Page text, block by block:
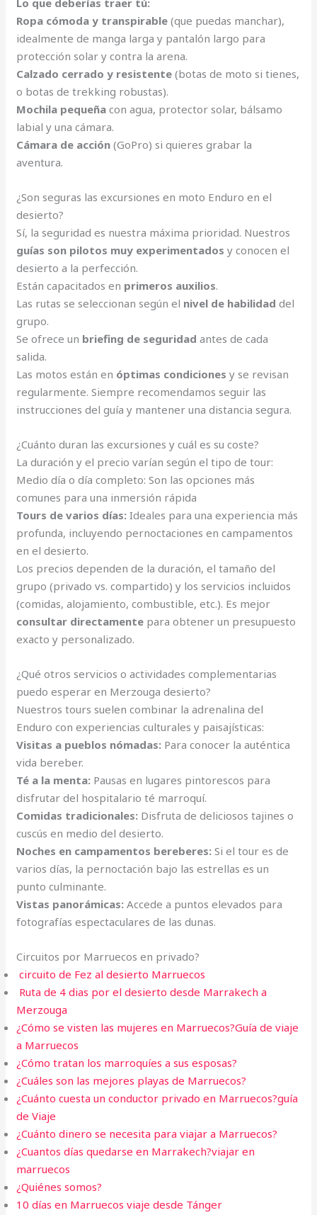
Ropa cómoda y transpirable (que puedas manchar),
idealmente de manga larga y pantalón largo para
protección solar y contra la arena.
Calzado cerrado y resistente (botas de moto si tienes,
o botas de trekking robustas).
Mochila pequeña con agua, protector solar, bálsamo
labial y una cámara.
Cámara de acción (GoPro) si quieres grabar la
aventura.
¿Son seguras las excursiones en moto Enduro en el
desierto?
Sí, la seguridad es nuestra máxima prioridad. Nuestros
guías son pilotos muy experimentados y conocen el
desierto a la perfección.
Están capacitados en primeros auxilios.
Las rutas se seleccionan según el nivel de habilidad del
grupo.
Se ofrece un briefing de seguridad antes de cada
salida.
Las motos están en óptimas condiciones y se revisan
regularmente. Siempre recomendamos seguir las
instrucciones del guía y mantener una distancia segura.
¿Cuánto duran las excursiones y cuál es su coste?
La duración y el precio varían según el tipo de tour:
Medio día o día completo: Son las opciones más
comunes para una inmersión rápida
Tours de varios días: Ideales para una experiencia más
profunda, incluyendo pernoctaciones en campamentos
en el desierto.
Los precios dependen de la duración, el tamaño del
grupo (privado vs. compartido) y los servicios incluidos
(comidas, alojamiento, combustible, etc.). Es mejor
consultar directamente para obtener un presupuesto
exacto y personalizado.
¿Qué otros servicios o actividades complementarias
puedo esperar en Merzouga desierto?
Nuestros tours suelen combinar la adrenalina del
Enduro con experiencias culturales y paisajísticas:
Visitas a pueblos nómadas: Para conocer la auténtica
vida bereber.
Té a la menta: Pausas en lugares pintorescos para
disfrutar del hospitalario té marroquí.
Comidas tradicionales: Disfruta de deliciosos tajines o
cuscús en medio del desierto.
Noches en campamentos bereberes: Si el tour es de
varios días, la pernoctación bajo las estrellas es un
punto culminante.
Vistas panorámicas: Accede a puntos elevados para
fotografías espectaculares de las dunas.
Circuitos por Marruecos en privado?
circuito de Fez al desierto Marruecos
Ruta de 4 dias por el desierto desde Marrakech a
Merzouga
¿Cómo se visten las mujeres en Marruecos?Guía de viaje
a Marruecos
¿Cómo tratan los marroquíes a sus esposas?
¿Cuáles son las mejores playas de Marruecos?
¿Cuánto cuesta un conductor privado en Marruecos?guía
de Viaje
¿Cuánto dinero se necesita para viajar a Marruecos?
¿Cuantos días quedarse en Marrakech?viajar en
marruecos
¿Quiénes somos?
10 días en Marruecos viaje desde Tánger